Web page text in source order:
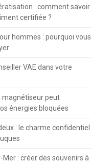
: comment savoir
certifiée ?
hommes : pourquoi vous
VAE dans votre
magnétiseur peut
énergies bloquées
: le charme confidentiel
Mer : créer des souvenirs à